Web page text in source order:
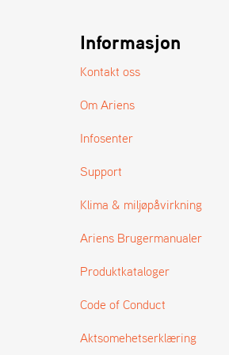
Informasjon
Kontakt oss
Om Ariens
Infosenter
Support
Klima & miljøpåvirkning
Ariens Brugermanualer
Produktkataloger
Code of Conduct
Aktsomehetserklæring